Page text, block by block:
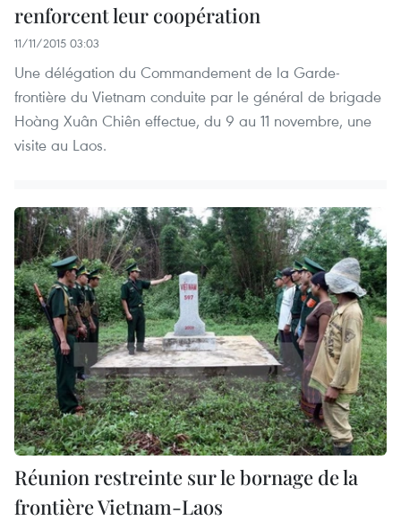
renforcent leur coopération
11/11/2015 03:03
Une délégation du Commandement de la Garde-
frontière du Vietnam conduite par le général de brigade
Hoàng Xuân Chiên effectue, du 9 au 11 novembre, une
visite au Laos.
Réunion restreinte sur le bornage de la
frontière Vietnam-Laos